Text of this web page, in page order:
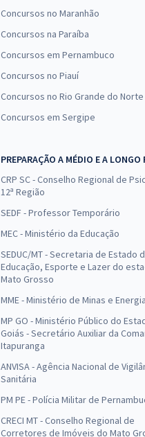
Concursos no Maranhão
Concursos na Paraíba
Concursos em Pernambuco
Concursos no Piauí
Concursos no Rio Grande do Norte
Concursos em Sergipe
PREPARAÇÃO A MÉDIO E A LONGO
CRP SC - Conselho Regional de
12ª Região
SEDF - Professor Temporário
MEC - Ministério da Educação
SEDUC/MT - Secretaria de Estado
Educação, Esporte e Lazer do
Mato Grosso
MME - Ministério de Minas e
MP GO - Ministério Público do
Goiás - Secretário Auxiliar da
Itapuranga
ANVISA - Agência Nacional de
Sanitária
PM PE - Polícia Militar de
CRECI MT - Conselho Regional de
Corretores de Imóveis do Mato